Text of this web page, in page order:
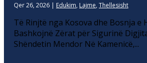
Qer 26, 2026 | Edukim, Lajme, Thellesisht
Të Rinjtë nga Kosova dhe Bosnja e
Bashkojnë Zërat për Sigurinë
Shëndetin Mendor Në Kamenicë,...